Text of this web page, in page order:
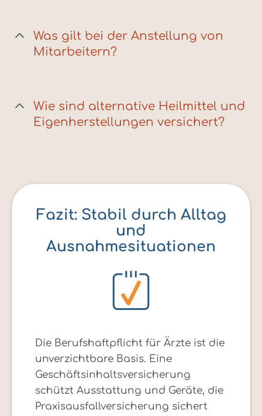
Was gilt bei der Anstellung von
Mitarbeitern?
Wie sind alternative Heilmittel und
Eigenherstellungen versichert?
Fazit: Stabil durch Alltag
und
Ausnahmesituationen
Die Berufshaftpflicht für Ärzte ist die
unverzichtbare Basis. Eine
Geschäftsinhaltsversicherung
schützt Ausstattung und Geräte, die
Praxisausfallversicherung sichert